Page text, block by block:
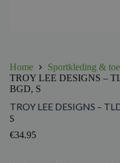
Home
Sportkleding &
TROY LEE DESIGNS –
BGD, S
TROY LEE DESIGNS –
S
€34.95